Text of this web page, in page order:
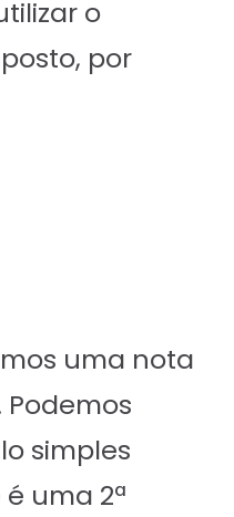
o
por
uma nota
Podemos
simples
uma 2ª